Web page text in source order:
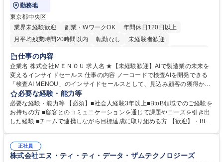
勤務地
東京都中央区
業界未経験歓迎
副業・WワークOK
年間休日120日以上
月平均残業時間20時間以内
転勤なし
未経験者歓迎
時短勤務あり
駅近5分以内
土日祝休み 服装自由
仕事の内容
企業名 株式会社ＭＥＮＯＵ 求人名 ★【未経験歓迎】AIで製造業の未来を
変えるインサイドセールス 仕事の内容 ノーコードで検査AIを開発できる
「検査AI MENOU」のインサイドセールスとして、見込み顧客の獲得から
商談機会の創出までを担っていただきます。マーケティングとフィールド
セールスをつなぐ役割として、 適切なタイミングで顧客とコミュニケーシ
ョンを取りながら、受注につながる商談機会の最大化を目指します。 【具
体的な仕事内容】 リードへの電話・メールによるアプローチ/リードナー
実行/フィールドセールスへの案件連携 募集職種 ★【未経験歓迎】AIで製
造業の未来を変えるインサイドセールス
必要な経験・能力等
必要な経験・能力等 【必須】■社会人経験3年以上■BtoB領域でのご経験を
お持ちの方 ■顧客とのコミュニケーションを通じて課題やニーズを引き出
した経験 ■チームで連携しながら目標達成に取り組める方 【歓迎】・BtoB
企画・実行経験 ・CRM・リードナーチャリングに関する知見 ・データを
もとに営業プロセスを改善した経験 学歴・資格 学歴：大学院 大学 高専 短
正社員
株式会社エヌ・ティ・ティ・データ・ザムテクノロジーズ